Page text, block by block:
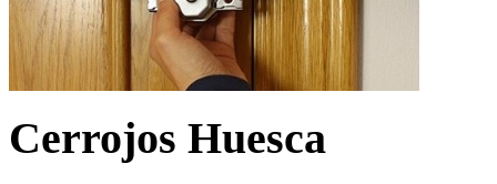
Cerrojos Huesca